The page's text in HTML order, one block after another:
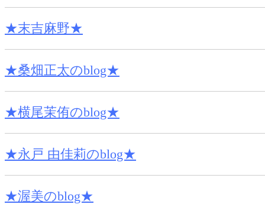
★末吉麻野★
★桑畑正太のblog★
★横尾茉侑のblog★
★永戸 由佳莉のblog★
★渥美のblog★